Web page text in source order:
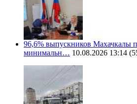
96,6% выпускников Махачкалы
минимальн… 10.08.2026 13:14